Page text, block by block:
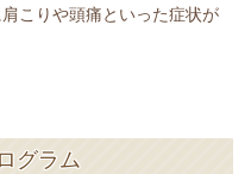
こりや頭痛といった症状が
グラム